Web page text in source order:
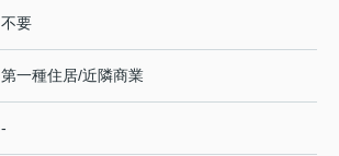
不要
第一種住居/近隣商業
-